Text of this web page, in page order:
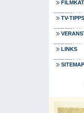
TV-TIPPS
LINKS
SITEMAP